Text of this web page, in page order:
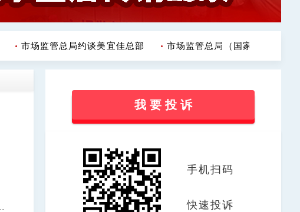
市场监管总局约谈美宜佳总部 市场监管总局（国家反垄断局）
我 要 投 诉
手机扫码
快速投诉